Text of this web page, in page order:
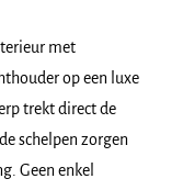
met
op een luxe
trekt direct de
schelpen zorgen
Geen enkel